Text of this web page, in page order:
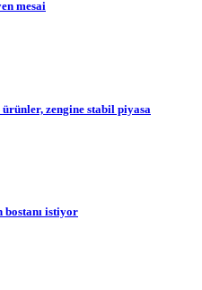
mesai
zengine stabil piyasa
bostanı istiyor